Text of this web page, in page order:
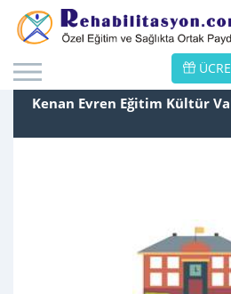
Kenan Evren Eğitim Kültür